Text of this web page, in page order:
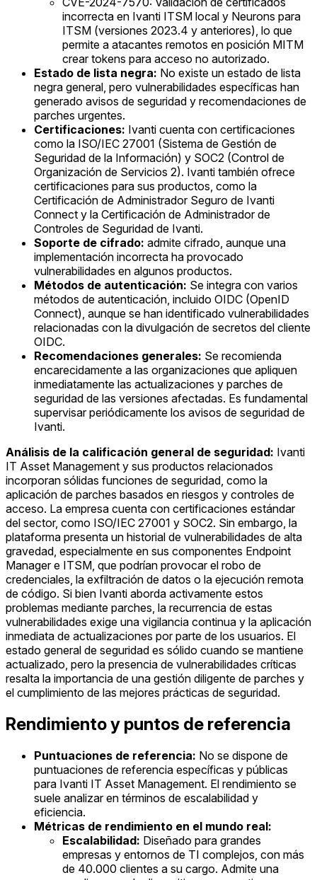
incorrecta en Ivanti ITSM local y Neurons para
ITSM (versiones 2023.4 y anteriores), lo que
permite a atacantes remotos en posición MITM
crear tokens para acceso no autorizado.
Estado de lista negra: No existe un estado de lista
negra general, pero vulnerabilidades específicas han
generado avisos de seguridad y recomendaciones de
parches urgentes.
Certificaciones: Ivanti cuenta con certificaciones
como la ISO/IEC 27001 (Sistema de Gestión de
Seguridad de la Información) y SOC2 (Control de
Organización de Servicios 2). Ivanti también ofrece
certificaciones para sus productos, como la
Certificación de Administrador Seguro de Ivanti
Connect y la Certificación de Administrador de
Controles de Seguridad de Ivanti.
Soporte de cifrado: admite cifrado, aunque una
implementación incorrecta ha provocado
vulnerabilidades en algunos productos.
Métodos de autenticación: Se integra con varios
métodos de autenticación, incluido OIDC (OpenID
Connect), aunque se han identificado vulnerabilidades
relacionadas con la divulgación de secretos del cliente
OIDC.
Recomendaciones generales: Se recomienda
encarecidamente a las organizaciones que apliquen
inmediatamente las actualizaciones y parches de
seguridad de las versiones afectadas. Es fundamental
supervisar periódicamente los avisos de seguridad de
Ivanti.
Análisis de la calificación general de seguridad: Ivanti
IT Asset Management y sus productos relacionados
incorporan sólidas funciones de seguridad, como la
aplicación de parches basados en riesgos y controles de
acceso. La empresa cuenta con certificaciones estándar
del sector, como ISO/IEC 27001 y SOC2. Sin embargo, la
plataforma presenta un historial de vulnerabilidades de alta
gravedad, especialmente en sus componentes Endpoint
Manager e ITSM, que podrían provocar el robo de
credenciales, la exfiltración de datos o la ejecución remota
de código. Si bien Ivanti aborda activamente estos
problemas mediante parches, la recurrencia de estas
vulnerabilidades exige una vigilancia continua y la aplicación
inmediata de actualizaciones por parte de los usuarios. El
estado general de seguridad es sólido cuando se mantiene
actualizado, pero la presencia de vulnerabilidades críticas
resalta la importancia de una gestión diligente de parches y
el cumplimiento de las mejores prácticas de seguridad.
Rendimiento y puntos de referencia
Puntuaciones de referencia: No se dispone de
puntuaciones de referencia específicas y públicas
para Ivanti IT Asset Management. El rendimiento se
suele analizar en términos de escalabilidad y
eficiencia.
Métricas de rendimiento en el mundo real:
Escalabilidad: Diseñado para grandes
empresas y entornos de TI complejos, con más
de 40.000 clientes a su cargo. Admite una